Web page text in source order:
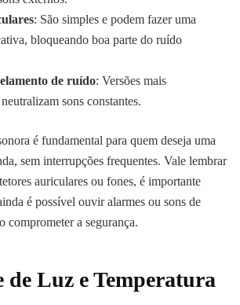
: São simples e podem fazer uma
bloqueando boa parte do ruído
de ruído: Versões mais
sons constantes.
é fundamental para quem deseja uma
sem interrupções frequentes. Vale lembrar
auriculares ou fones, é importante
é possível ouvir alarmes ou sons de
comprometer a segurança.
de Luz e Temperatura